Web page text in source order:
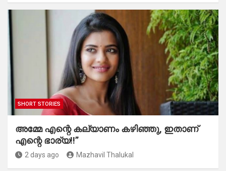
SHORT STORIES
അമ്മേ എന്റെ കല്യാണം കഴിഞ്ഞു, ഇതാണ്
എന്റെ ഭാര്യ!!”
2 days ago Mazhavil Thalukal